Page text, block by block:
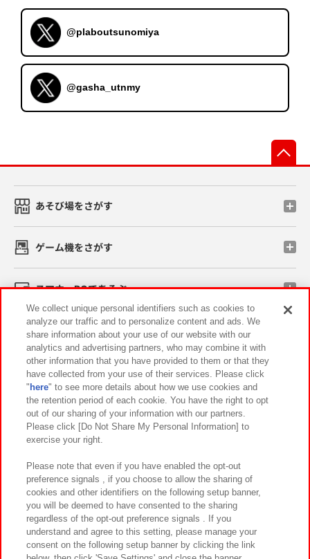
@plaboutsunomiya
@gasha_utnmy
あそび場をさがす
ゲーム機をさがす
スマホ・PCであそぶ
イベント・キャンペーン
関連会社 サステナビリティ サイトポリシー
プライバシーポリシー ウェブアクセシビリティ方針と検証結果
お取引先さまとともに
カスタマーハラスメント対応方針 よくあるご質問・お問い合わせ
We collect unique personal identifiers such as cookies to
analyze our traffic and to personalize content and ads. We
share information about your use of our website with our
analytics and advertising partners, who may combine it with
other information that you have provided to them or that they
have collected from your use of their services. Please click
" here" to see more details about how we use cookies and
the retention period of each cookie. You have the right to opt
out of our sharing of your information with our partners.
Please click [Do Not Share My Personal Information] to
exercise your right.
Please note that even if you have enabled the opt-out
preference signals , if you choose to allow the sharing of
cookies and other identifiers on the following setup banner,
you will be deemed to have consented to the sharing
regardless of the opt-out preference signals . If you
understand and agree to this setting, please manage your
consent on the following setup banner by clicking the link